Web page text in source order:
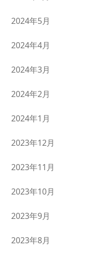
2024年5月
2024年4月
2024年3月
2024年2月
2024年1月
2023年12月
2023年11月
2023年10月
2023年9月
2023年8月